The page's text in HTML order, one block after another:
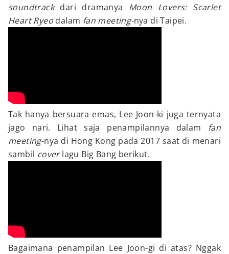
soundtrack dari dramanya Moon Lovers: Scarlet
Heart Ryeo dalam fan meeting-nya di Taipei.
Tak hanya bersuara emas, Lee Joon-ki juga ternyata
jago nari. Lihat saja penampilannya dalam fan
meeting-nya di Hong Kong pada 2017 saat di menari
sambil coverlagu Big Bang berikut.
Bagaimana penampilan Lee Joon-gi di atas? Nggak